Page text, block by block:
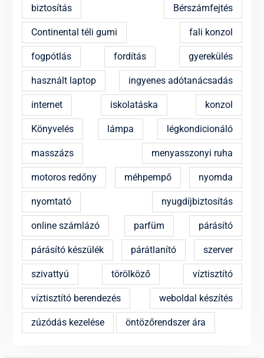
biztosítás Bérszámfejtés
Continental téli gumi fali konzol
fogpótlás fordítás gyerekülés
használt laptop ingyenes adótanácsadás
internet iskolatáska konzol
Könyvelés lámpa légkondicionáló
masszázs menyasszonyi ruha
motoros redőny méhpempő nyomda
nyomtató nyugdíjbiztosítás
online számlázó parfüm párásító
párásító készülék párátlanító szerver
szivattyú törölköző víztisztító
víztisztító berendezés weboldal készítés
zúzódás kezelése öntözőrendszer ára